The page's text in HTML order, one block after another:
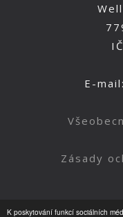
K poskytování funkcí sociálních
E-mail:
Zásady